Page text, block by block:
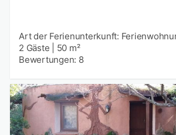
Art der Ferienunterkunft:
2 Gäste
50 m²
Bewertungen: 8